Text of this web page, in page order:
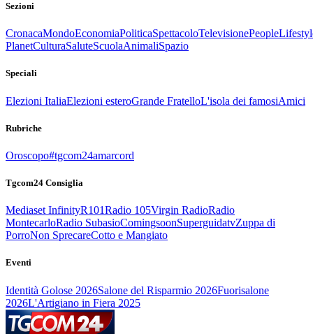
Sezioni
CronacaMondoEconomiaPoliticaSpettacoloTelevisionePeople
PlanetCulturaSaluteScuolaAnimaliSpazio
Speciali
Elezioni ItaliaElezioni esteroGrande FratelloL'isola dei famosiAmici
Rubriche
Oroscopo#tgcom24amarcord
Tgcom24 Consiglia
Mediaset InfinityR101Radio 105Virgin RadioRadio
MontecarloRadio SubasioComingsoonSuperguidatvZuppa di
PorroNon SprecareCotto e Mangiato
Eventi
Identità Golose 2026Salone del Risparmio 2026Fuorisalone
2026L'Artigiano in Fiera 2025